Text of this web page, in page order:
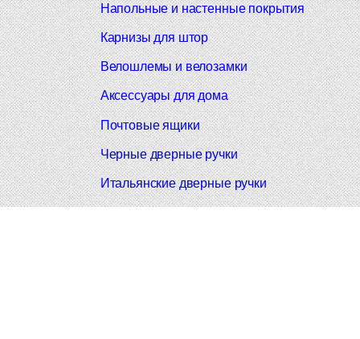
Напольные и настенные покрытия
Карнизы для штор
Велошлемы и велозамки
Аксессуары для дома
Почтовые ящики
Черные дверные ручки
Итальянские дверные ручки